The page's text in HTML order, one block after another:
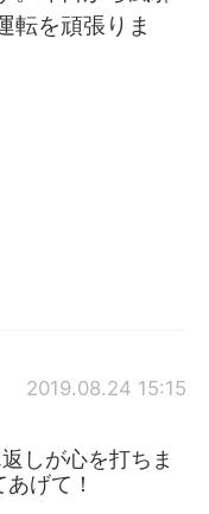
転を頑張りま
2019.08.24 15:15
しが心を打ちま
げて！